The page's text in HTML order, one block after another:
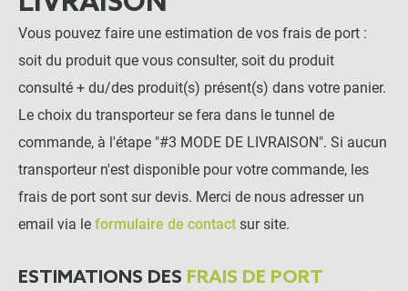
Vous pouvez faire une estimation de vos frais de port :
soit du produit que vous consulter, soit du produit
consulté + du/des produit(s) présent(s) dans votre panier.
Le choix du transporteur se fera dans le tunnel de
commande, à l'étape "#3 MODE DE LIVRAISON". Si aucun
transporteur n'est disponible pour votre commande, les
frais de port sont sur devis. Merci de nous adresser un
email via le formulaire de contact sur site.
ESTIMATIONS DES FRAIS DE PORT